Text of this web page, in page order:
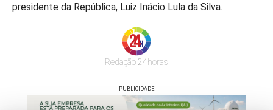
presidente da República, Luiz Inácio Lula da Silva.
Redação 24horas
PUBLICIDADE